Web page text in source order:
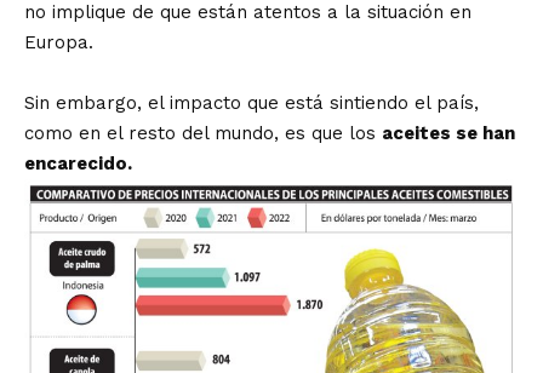
no implique de que están atentos a la situación en
Europa.
Sin embargo, el impacto que está sintiendo el país,
como en el resto del mundo, es que los aceites se han
encarecido.